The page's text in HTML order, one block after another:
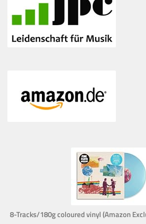
8-Tracks/180g coloured vinyl (Amazon